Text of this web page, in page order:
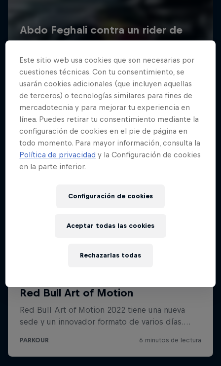
Este sitio web usa cookies que son necesarias por
cuestiones técnicas. Con tu consentimiento, se
usarán cookies adicionales (que incluyen aquellas
de terceros) o tecnologías similares para fines de
mercadotecnia y para mejorar tu experiencia en
línea. Puedes retirar tu consentimiento mediante la
configuración de cookies en el pie de página en
todo momento. Para mayor información, consulta la
Política de privacidad y la Configuración de cookies
en la parte inferior.
Configuración de cookies
Rechazarlas todas
Aceptar todas las cookies